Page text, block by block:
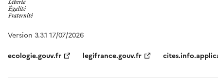
Version 3.3.1 17/07/2026
ecologie.gouv.fr
legifrance.gouv.fr